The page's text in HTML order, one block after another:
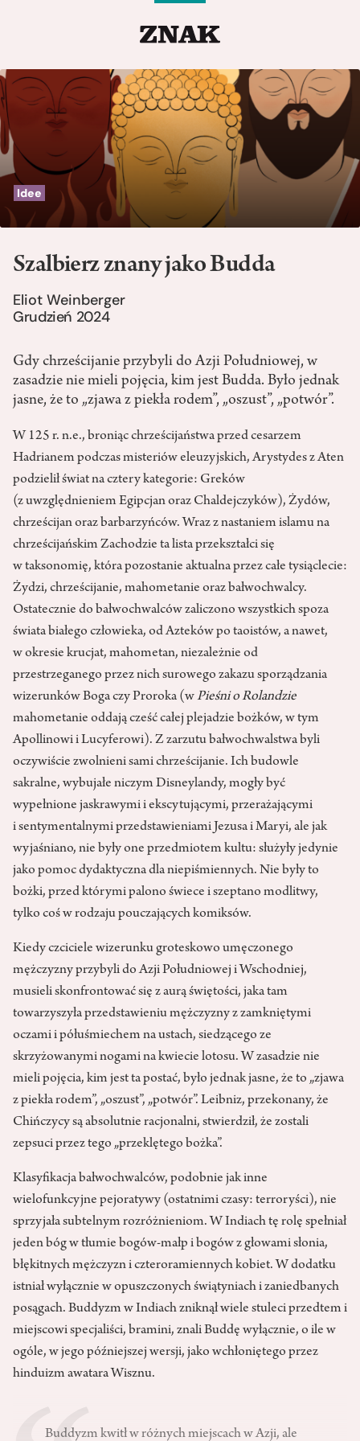
Idee
Szalbierz znany jako Budda
Eliot Weinberger
Grudzień 2024
Gdy chrześcijanie przybyli do Azji Południowej, w
zasadzie nie mieli pojęcia, kim jest Budda. Było jednak
jasne, że to „zjawa z piekła rodem”, „oszust”, „potwór”.
W 125 r. n.e., broniąc chrześcijaństwa przed cesarzem
Hadrianem podczas misteriów eleuzyjskich, Arystydes z Aten
podzielił świat na cztery kategorie: Greków
(z uwzględnieniem Egipcjan oraz Chaldejczyków), Żydów,
chrześcijan oraz barbarzyńców. Wraz z nastaniem islamu na
chrześcijańskim Zachodzie ta lista przekształci się
w taksonomię, która pozostanie aktualna przez całe tysiąclecie:
Żydzi, chrześcijanie, mahometanie oraz bałwochwalcy.
Ostatecznie do bałwochwalców zaliczono wszystkich spoza
świata białego człowieka, od Azteków po taoistów, a nawet,
w okresie krucjat, mahometan, niezależnie od
przestrzeganego przez nich surowego zakazu sporządzania
wizerunków Boga czy Proroka (wPieśni o Rolandzie
mahometanie oddają cześć całej plejadzie bożków, w tym
Apollinowi i Lucyferowi). Z zarzutu bałwochwalstwa byli
oczywiście zwolnieni sami chrześcijanie. Ich budowle
sakralne, wybujałe niczym Disneylandy, mogły być
wypełnione jaskrawymi i ekscytującymi, przerażającymi
i sentymentalnymi przedstawieniami Jezusa i Maryi, ale jak
wyjaśniano, nie były one przedmiotem kultu: służyły jedynie
jako pomoc dydaktyczna dla niepiśmiennych. Nie były to
bożki, przed którymi palono świece i szeptano modlitwy,
tylko coś w rodzaju pouczających komiksów.
Kiedy czciciele wizerunku groteskowo umęczonego
mężczyzny przybyli do Azji Południowej i Wschodniej,
musieli skonfrontować się z aurą świętości, jaka tam
towarzyszyła przedstawieniu mężczyzny z zamkniętymi
oczami i półuśmiechem na ustach, siedzącego ze
skrzyżowanymi nogami na kwiecie lotosu. W zasadzie nie
mieli pojęcia, kim jest ta postać, było jednak jasne, że to „zjawa
z piekła rodem”, „oszust”, „potwór”. Leibniz, przekonany, że
Chińczycy są absolutnie racjonalni, stwierdził, że zostali
zepsuci przez tego „przeklętego bożka”.
Klasyfikacja bałwochwalców, podobnie jak inne
wielofunkcyjne pejoratywy (ostatnimi czasy: terroryści), nie
sprzyjała subtelnym rozróżnieniom. W Indiach tę rolę spełniał
jeden bóg w tłumie bogów-małp i bogów z głowami słonia,
błękitnych mężczyzn i czteroramiennych kobiet. W dodatku
istniał wyłącznie w opuszczonych świątyniach i zaniedbanych
posągach. Buddyzm w Indiach zniknął wiele stuleci przedtem i
miejscowi specjaliści, bramini, znali Buddę wyłącznie, o ile w
ogóle, w jego późniejszej wersji, jako wchłoniętego przez
hinduizm awatara Wisznu.
Buddyzm kwitł w różnych miejscach w Azji, ale